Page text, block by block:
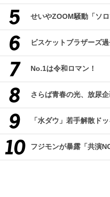
せいやZOOM騒動「ソ
ビスケットブラザーズ過
No.1は令和ロマン！
さらば青春の光、放尿
「水ダウ」若手解散ド
フジモンが暴露「共演